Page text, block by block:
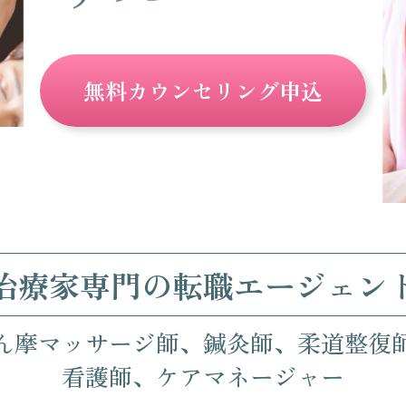
無料カウンセリング申込
療家専門の転職エージェン
摩マッサージ師、鍼灸師、柔道整復
看護師、ケアマネージャー